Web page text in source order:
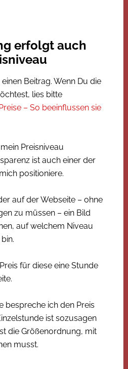
erfolgt auch
Beitrag. Wenn Du die
lies bitte
– So beeinflussen sie
Preisniveau
ist auch einer der
positioniere.
auf der Webseite – ohne
zu müssen – ein Bild
auf welchem Niveau
für diese eine Stunde
bespreche ich den Preis
ist sozusagen
die Größenordnung, mit
musst.